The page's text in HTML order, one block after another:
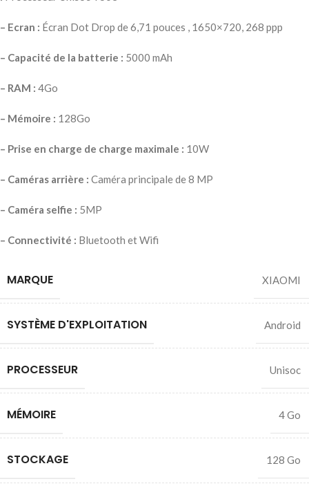
– Ecran : Écran Dot Drop de 6,71 pouces , 1650×720, 268 ppp
– Capacité de la batterie : 5000 mAh
– RAM : 4Go
– Mémoire : 128Go
– Prise en charge de charge maximale : 10W
– Caméras arrière : Caméra principale de 8 MP
– Caméra selfie : 5MP
– Connectivité : Bluetooth et Wifi
MARQUE XIAOMI
SYSTÈME D'EXPLOITATION Android
PROCESSEUR Unisoc
MÉMOIRE 4 Go
STOCKAGE 128 Go